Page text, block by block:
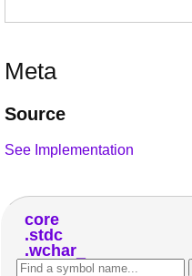
Meta
Source
See Implementation
core
stdc
wchar_